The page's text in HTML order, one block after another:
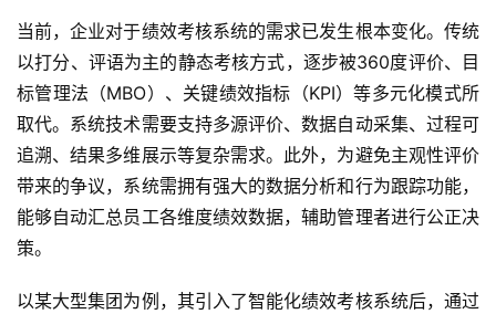
当前，企业对于绩效考核系统的需求已发生根本变化。传统
以打分、评语为主的静态考核方式，逐步被360度评价、目
标管理法（MBO）、关键绩效指标（KPI）等多元化模式所
取代。系统技术需要支持多源评价、数据自动采集、过程可
追溯、结果多维展示等复杂需求。此外，为避免主观性评价
带来的争议，系统需拥有强大的数据分析和行为跟踪功能，
能够自动汇总员工各维度绩效数据，辅助管理者进行公正决
策。
以某大型集团为例，其引入了智能化绩效考核系统后，通过